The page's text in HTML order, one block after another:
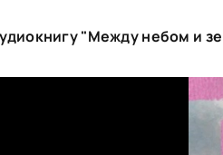
"Между небом и